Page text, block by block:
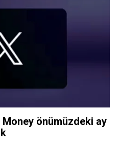
Money önümüzdeki ay